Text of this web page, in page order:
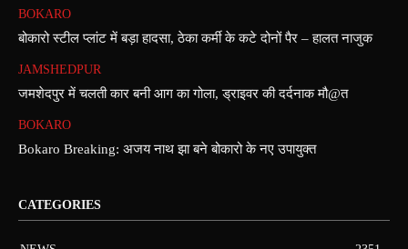
BOKARO
बोकारो स्टील प्लांट में बड़ा हादसा, ठेका कर्मी के कटे दोनों पैर – हालत नाजुक
JAMSHEDPUR
जमशेदपुर में चलती कार बनी आग का गोला, ड्राइवर की दर्दनाक मौ@त
BOKARO
Bokaro Breaking: अजय नाथ झा बने बोकारो के नए उपायुक्त
CATEGORIES